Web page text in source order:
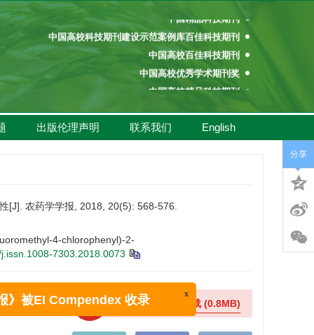
中国高校科技期刊建设示范案例库百佳科技期刊
中国高校百佳科技期刊
中国高校优秀学术期刊奖
中国高校精品科技期刊
中国精品科技期刊
中国高校科技期刊建设示范案例库百佳科技期刊
出版伦理声明 联系我们 English
[J]. 农药学学报, 2018, 20(5): 568-576.
4-chlorophenyl)-2-
7303.2018.0073
在线预览 下载(0.8MB)
分享